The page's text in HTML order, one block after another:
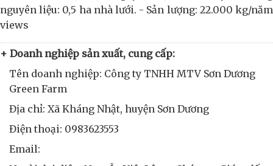
nguyên liệu: 0,5 ha nhà lưới. - Sản lượng: 22.000 kg/năm
views
+ Doanh nghiệp sản xuất, cung cấp:
Tên doanh nghiệp: Công ty TNHH MTV Sơn Dương
Green Farm
Địa chỉ: Xã Kháng Nhật, huyện Sơn Dương
Điện thoại: 0983623553
Email: